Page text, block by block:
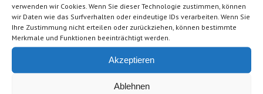
verwenden wir Cookies. Wenn Sie dieser Technologie zustimmen, können
wir Daten wie das Surfverhalten oder eindeutige IDs verarbeiten. Wenn Sie
Ihre Zustimmung nicht erteilen oder zurückziehen, können bestimmte
Merkmale und Funktionen beeinträchtigt werden.
Akzeptieren
Ablehnen